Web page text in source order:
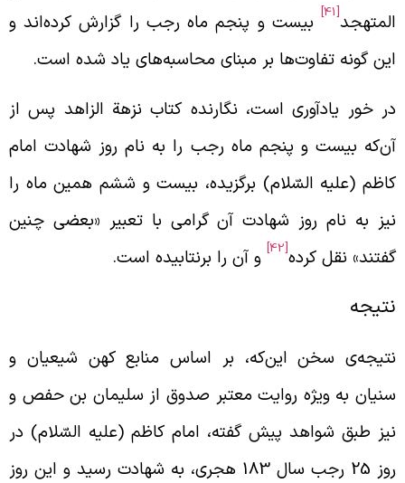
بیست و پنجم ماه رجب را گزارش کرده‌اند و
گونه تفاوت‌ها بر مبنای محاسبه‌های یاد شده است.
خور یادآوری است، نگارنده کتاب نزهة الزاهد پس از
بیست و پنجم ماه رجب را به نام روز شهادت امام
(علیه السّلام) برگزیده، بیست و ششم همین ماه را
به نام روز شهادت آن گرامی با تعبیر «بعضی چنین
نقل کرده
و آن را برنتابیده است.
سخن این‌که، بر اساس منابع کهن شیعیان و
به ویژه روایت معتبر صدوق از سلیمان بن حفص و
طبق شواهد پیش گفته، امام کاظم (علیه السّلام) در
روز 25 رجب سال 183 هجری، به شهادت رسید و این روز